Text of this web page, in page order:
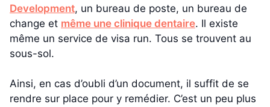
Development, un bureau de poste, un bureau de
change et même une clinique dentaire. Il existe
même un service de visa run. Tous se trouvent au
sous-sol.
Ainsi, en cas d’oubli d’un document, il suffit de se
rendre sur place pour y remédier. C’est un peu plus